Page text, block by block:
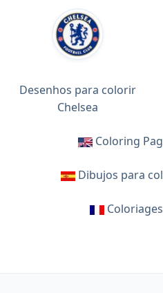
Desenhos para colorir
Chelsea
Coloring
Dibujos para